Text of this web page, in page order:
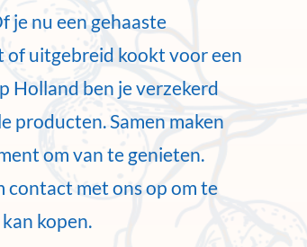
je nu een gehaaste
uitgebreid kookt voor een
Holland ben je verzekerd
producten. Samen maken
om van te genieten.
contact met ons op om te
kopen.